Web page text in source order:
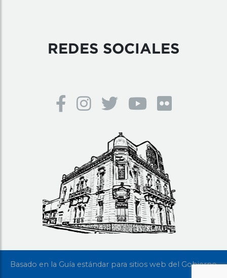
REDES SOCIALES
Basado en la Guía estándar para sitios web del Gobierno